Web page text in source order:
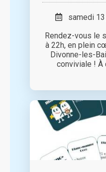
samedi 13
Rendez-vous le
à 22h, en plein
Divonne-les-
conviviale ! À